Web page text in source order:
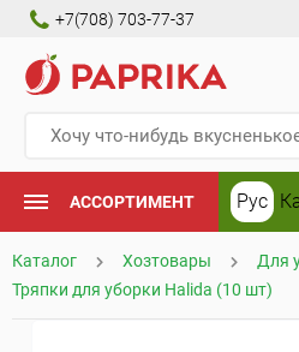
+7(708) 703-77-37
АССОРТИМЕНТ Рус
Каталог Хозтовары
Для
Тряпки для уборки Halida (10 шт)